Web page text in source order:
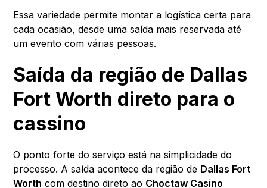
Essa variedade permite montar a logística certa para
cada ocasião, desde uma saída mais reservada até
um evento com várias pessoas.
Saída da região de Dallas
Fort Worth direto para o
cassino
O ponto forte do serviço está na simplicidade do
processo. A saída acontece da região de Dallas Fort
Worth com destino direto ao Choctaw Casino